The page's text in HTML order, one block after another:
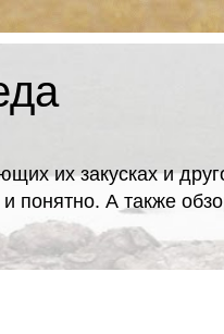
их закусках и
понятно. А также